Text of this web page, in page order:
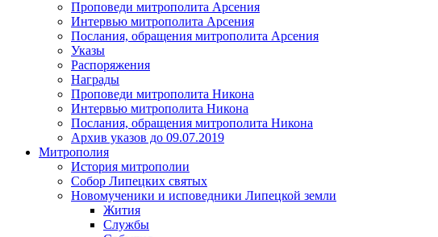
Проповеди митрополита Арсения
Интервью митрополита Арсения
Послания, обращения митрополита Арсения
Указы
Распоряжения
Награды
Проповеди митрополита Никона
Интервью митрополита Никона
Послания, обращения митрополита Никона
Архив указов до 09.07.2019
Митрополия
История митрополии
Собор Липецких святых
Новомученики и исповедники Липецкой земли
Жития
Службы